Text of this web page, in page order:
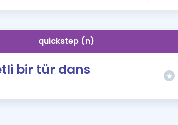
İngilizce
quickstep (n)
bir tür dans